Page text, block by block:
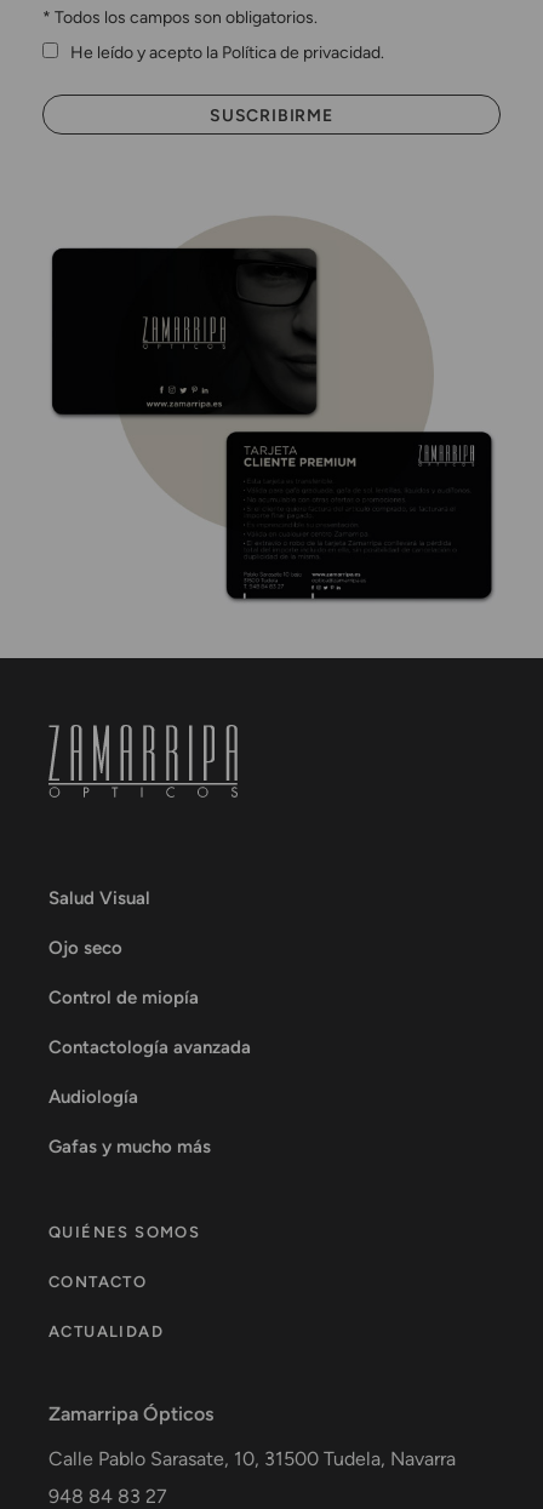
* Todos los campos son obligatorios.
He leído y acepto la Política de privacidad.
Salud Visual
Ojo seco
Control de miopía
Contactología avanzada
Audiología
Gafas y mucho más
QUIÉNES SOMOS
CONTACTO
ACTUALIDAD
Zamarripa Ópticos
Calle Pablo Sarasate, 10, 31500 Tudela, Navarra
948 84 83 27